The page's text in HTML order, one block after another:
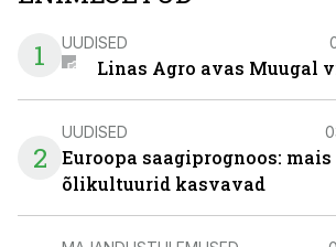
1
UUDISED
Linas Agro avas Muugal
2
UUDISED
Euroopa saagiprognoos:
õlikultuurid kasvavad